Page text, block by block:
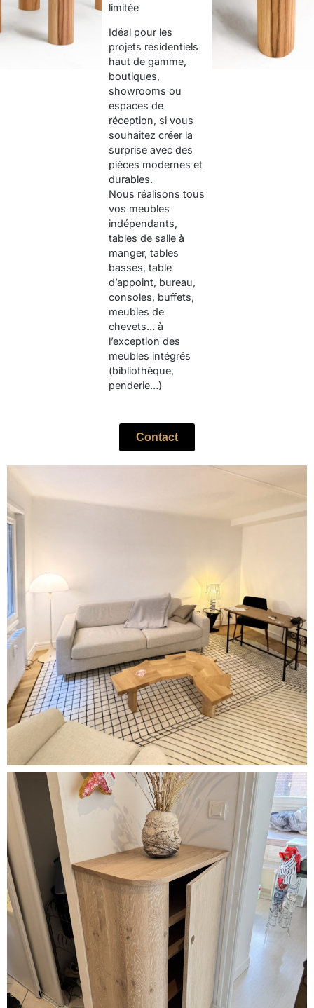
limitée
Idéal pour les
projets résidentiels
haut de gamme,
boutiques,
showrooms ou
espaces de
réception, si vous
souhaitez créer la
surprise avec des
pièces modernes et
durables.
Nous réalisons tous
vos meubles
indépendants,
tables de salle à
manger, tables
basses, table
d’appoint, bureau,
consoles, buffets,
meubles de
chevets… à
l’exception des
meubles intégrés
(bibliothèque,
penderie…)
Contact